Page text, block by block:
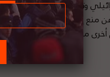
إسرائيل من المشاركة في
من التعاون مع الكتلة.